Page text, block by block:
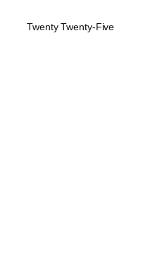
Twenty Twenty-Five